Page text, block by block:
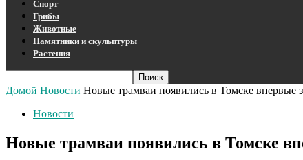
Спорт
Грибы
Животные
Памятники и скульптуры
Растения
Домой Новости Новые трамваи появились в Томске впервые
Новости
Новые трамваи появились в Томске